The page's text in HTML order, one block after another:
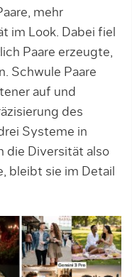
mehr
im Look. Dabei fiel
Paare erzeugte,
Schwule Paare
auf und
des
Systeme in
die Diversität also
bleibt sie im Detail